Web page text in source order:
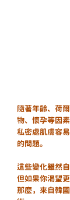
隨著年齡、荷
物、懷孕等因素
私密處肌膚容
的問題。
這些變化雖然自
但如果你渴望
那麼，來自韓